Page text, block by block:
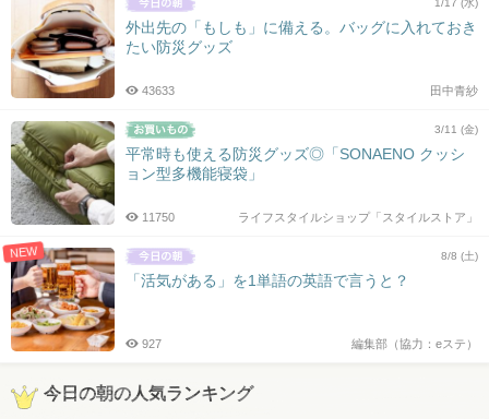
1/17 (水)
外出先の「もしも」に備える。バッグに入れておき
たい防災グッズ
田中青紗
43633
3/11 (金)
平常時も使える防災グッズ◎「SONAENO クッシ
ョン型多機能寝袋」
ライフスタイルショップ「スタイルストア」
11750
NEW 8/8 (土)
「活気がある」を1単語の英語で言うと？
編集部（協力：eステ）
927
今日の朝の人気ランキング